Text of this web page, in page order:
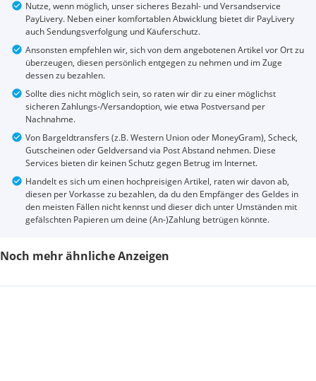
Nutze, wenn möglich, unser sicheres Bezahl- und Versandservice
PayLivery. Neben einer komfortablen Abwicklung bietet dir PayLivery
auch Sendungsverfolgung und Käuferschutz.
Ansonsten empfehlen wir, sich von dem angebotenen Artikel vor Ort zu
überzeugen, diesen persönlich entgegen zu nehmen und im Zuge
dessen zu bezahlen.
Sollte dies nicht möglich sein, so raten wir dir zu einer möglichst
sicheren Zahlungs-/Versandoption, wie etwa Postversand per
Nachnahme.
Von Bargeldtransfers (z.B. Western Union oder MoneyGram), Scheck,
Gutscheinen oder Geldversand via Post Abstand nehmen. Diese
Services bieten dir keinen Schutz gegen Betrug im Internet.
Handelt es sich um einen hochpreisigen Artikel, raten wir davon ab,
diesen per Vorkasse zu bezahlen, da du den Empfänger des Geldes in
den meisten Fällen nicht kennst und dieser dich unter Umständen mit
gefälschten Papieren um deine (An-)Zahlung betrügen könnte.
Noch mehr ähnliche Anzeigen